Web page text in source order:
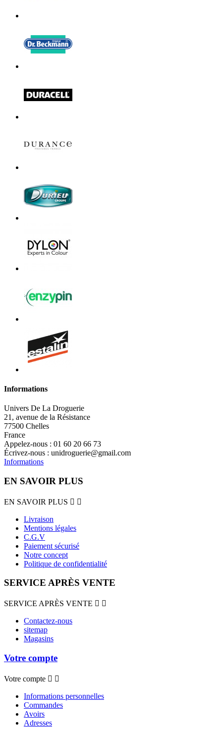
Informations
Univers De La Droguerie
21, avenue de la Résistance
77500 Chelles
France
Appelez-nous : 01 60 20 66 73
Écrivez-nous : unidroguerie@gmail.com
Informations
EN SAVOIR PLUS
EN SAVOIR PLUS  
Livraison
Mentions légales
C.G.V
Paiement sécurisé
Notre concept
Politique de confidentialité
SERVICE APRÈS VENTE
SERVICE APRÈS VENTE  
Contactez-nous
sitemap
Magasins
Votre compte
Votre compte  
Informations personnelles
Commandes
Avoirs
Adresses